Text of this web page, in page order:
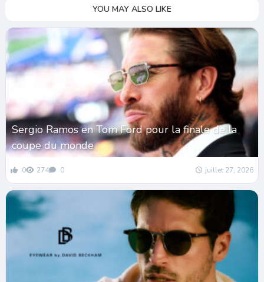
YOU MAY ALSO LIKE
Sergio Ramos en Tom Ford pour la finale de la
coupe du monde
0 274 0 juillet 27, 2026